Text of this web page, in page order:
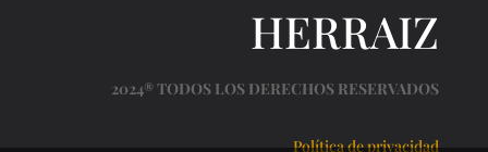
HERRAIZ
2024® TODOS LOS DERECHOS RESERVADOS
Política de privacidad